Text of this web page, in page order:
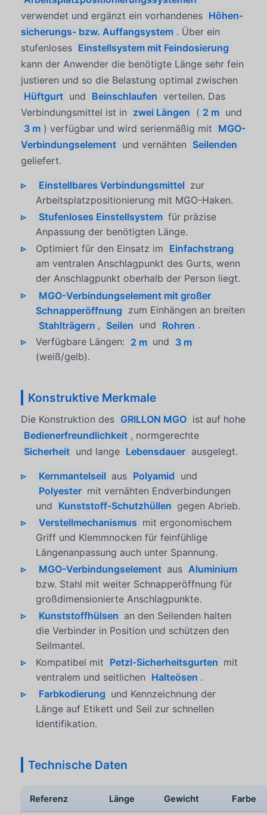
verwendet und ergänzt ein vorhandenes Höhen­
sicherungs- bzw. Auffangsystem . Über ein
stufenloses Einstellsystem mit Feindosierung
kann der Anwender die benötigte Länge sehr fein
justieren und so die Belastung optimal zwischen
Hüftgurt und Beinschlaufen verteilen. Das
Verbindungsmittel ist in zwei Längen ( 2 m und
3 m ) verfügbar und wird serienmäßig mit MGO-
Verbindungselement und vernähten Seilenden
geliefert.
Einstellbares Verbindungsmittel zur
Arbeitsplatzpositionierung mit MGO-Haken.
Stufenloses Einstellsystem für präzise
Anpassung der benötigten Länge.
Optimiert für den Einsatz im Einfachstrang
am ventralen Anschlagpunkt des Gurts, wenn
der Anschlagpunkt oberhalb der Person liegt.
MGO-Verbindungselement mit großer
Schnapperöffnung zum Einhängen an breiten
Stahlträgern , Seilen und Rohren .
Verfügbare Längen: 2 m und 3 m
(weiß/gelb).
Konstruktive Merkmale
Die Konstruktion des GRILLON MGO ist auf hohe
Bedienerfreundlichkeit , normgerechte
Sicherheit und lange Lebensdauer ausgelegt.
Kernmantelseil aus Polyamid und
Polyester mit vernähten Endverbindungen
und Kunststoff-Schutzhüllen gegen Abrieb.
Verstellmechanismus mit ergonomischem
Griff und Klemmnocken für feinfühlige
Längenanpassung auch unter Spannung.
MGO-Verbindungselement aus Aluminium
bzw. Stahl mit weiter Schnapperöffnung für
großdimensionierte Anschlagpunkte.
Kunststoffhülsen an den Seilenden halten
die Verbinder in Position und schützen den
Seilmantel.
Kompatibel mit Petzl-Sicherheitsgurten mit
ventralem und seitlichen Halteösen .
Farbkodierung und Kennzeichnung der
Länge auf Etikett und Seil zur schnellen
Identifikation.
Technische Daten
Referenz Länge Gewicht Farbe